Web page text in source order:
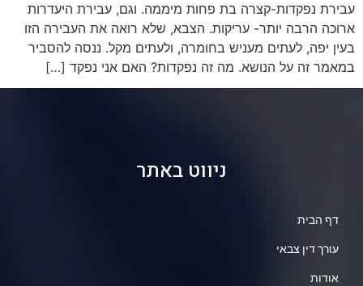
עבירת נפקדות-קצרה בת פחות מיממה. וגם, עבירת היעדרות
ארוכה הרבה יותר- עריקות. הצבא, שלא רואה את העבירה הזו
בעין יפה, לעתים מעניש בחומרה, ולעתים מקל. ננסה להסביר
במאמר זה על הנושא. מה זה נפקדות? האם אני נפקד […]
ניווט באתר
דף הבית
עורך דין צבאי
אודות